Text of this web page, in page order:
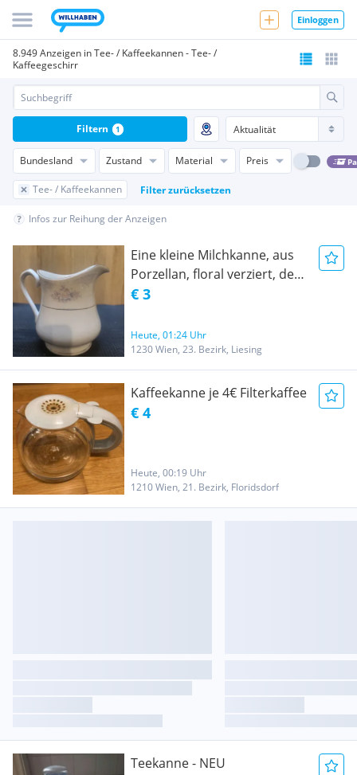
Einloggen
8.949 Anzeigen in Tee- / Kaffeekannen - Tee- /
Kaffeegeschirr
Bundesland Zustand Material Preis
Tee- / Kaffeekannen Filter zurücksetzen
Filtern 1
Infos zur Reihung der Anzeigen
Eine kleine Milchkanne, aus
Porzellan, floral verziert, der
Marke Lynns, die Höhe ist
am oberen Rand beträgt 7
cm, der Durchmesser am
unteren Rand ist 6,7 cm,
€ 3
Heute, 01:24 Uhr
1230 Wien, 23. Bezirk, Liesing
Kaffeekanne je 4€ Filterkaffee
€ 4
Heute, 00:19 Uhr
1210 Wien, 21. Bezirk, Floridsdorf
Teekanne - NEU